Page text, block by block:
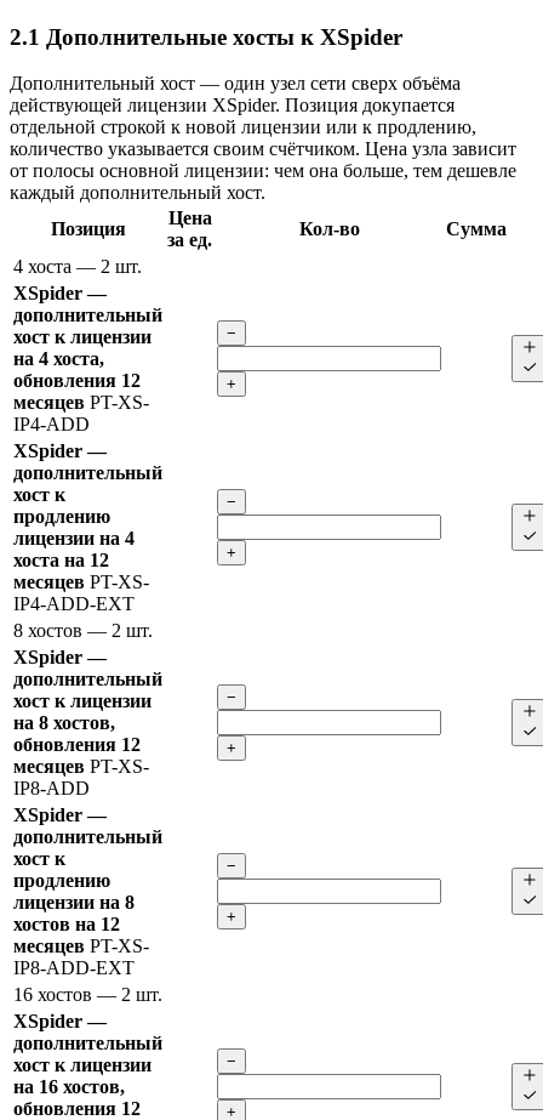
2.1 Дополнительные хосты к XSpider
Дополнительный хост — один узел сети сверх объёма
действующей лицензии XSpider. Позиция докупается
отдельной строкой к новой лицензии или к продлению,
количество указывается своим счётчиком. Цена узла зависит
от полосы основной лицензии: чем она больше, тем дешевле
каждый дополнительный хост.
Позиция
Цена
за ед.
Кол-во
Сумма
4 хоста — 2 шт.
XSpider —
дополнительный
хост к лицензии
на 4 хоста,
обновления 12
месяцев PT-XS-
IP4-ADD
−
+
XSpider —
дополнительный
хост к
продлению
лицензии на 4
хоста на 12
месяцев PT-XS-
IP4-ADD-EXT
−
+
8 хостов — 2 шт.
XSpider —
дополнительный
хост к лицензии
на 8 хостов,
обновления 12
месяцев PT-XS-
IP8-ADD
−
+
XSpider —
дополнительный
хост к
продлению
лицензии на 8
хостов на 12
месяцев PT-XS-
IP8-ADD-EXT
−
+
16 хостов — 2 шт.
XSpider —
дополнительный
хост к лицензии
на 16 хостов,
обновления 12
−
+